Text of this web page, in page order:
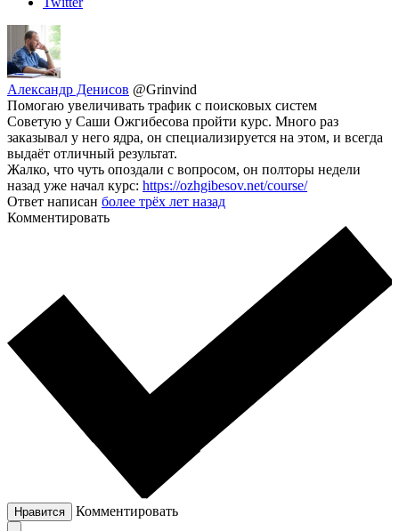
Александр Денисов @Grinvind
Помогаю увеличивать трафик с поисковых систем
Советую у Саши Ожгибесова пройти курс. Много раз
заказывал у него ядра, он специализируется на этом, и всегда
выдаёт отличный результат.
Жалко, что чуть опоздали с вопросом, он полторы недели
назад уже начал курс: https://ozhgibesov.net/course/
Ответ написан более трёх лет назад
Комментировать
Нравится Комментировать